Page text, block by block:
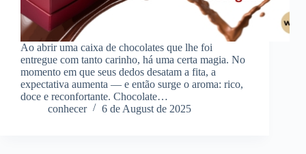
Ao abrir uma caixa de chocolates que lhe foi
entregue com tanto carinho, há uma certa magia. No
momento em que seus dedos desatam a fita, a
expectativa aumenta — e então surge o aroma: rico,
doce e reconfortante. Chocolate…
conhecer
6 de August de 2025